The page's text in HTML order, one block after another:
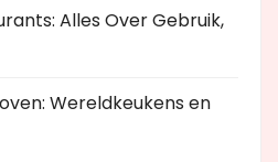
Alles Over Gebruik,
Wereldkeukens en